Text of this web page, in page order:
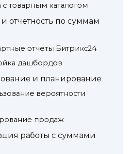
с товарным каталогом
отчетность по суммам
отчеты Битрикс24
дашбордов
и планирование
вероятности
продаж
работы с суммами